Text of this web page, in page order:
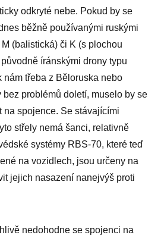
odkryté nebe. Pokud by se
běžně používanými ruskými
(balistická) či K (s plochou
íránskými drony typu
nám třeba z Běloruska nebo
problémů doletí, muselo by se
na spojence. Se stávajícími
střely nemá šanci, relativně
systémy RBS-70, které teď
na vozidlech, jsou určeny na
jejich nasazení nanejvýš proti
nedohodne se spojenci na